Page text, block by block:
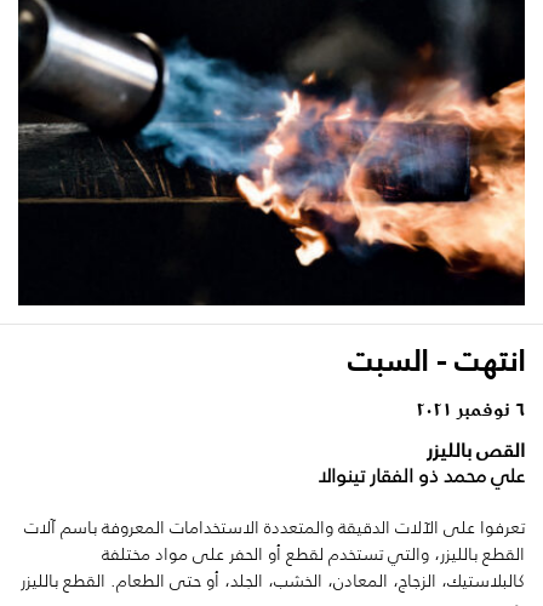
انتهت - السبت
٦ نوفمبر ٢٠٢١
القص بالليزر
علي محمد ذو الفقار تينوالا
تعرفوا على الآلات الدقيقة والمتعددة الاستخدامات المعروفة باسم آلات
القطع بالليزر، والتي تستخدم لقطع أو الحفر على مواد مختلفة
كالبلاستيك، الزجاج، المعادن، الخشب، الجلد، أو حتى الطعام. القطع بالليزر